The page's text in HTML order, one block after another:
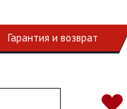
Гарантия и возврат